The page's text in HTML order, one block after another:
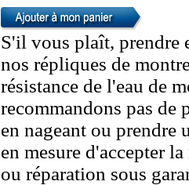
S'il vous plaît, prendre
nos répliques de
résistance de l'eau de
recommandons pas de
en nageant ou prendre
en mesure d'accepter
ou réparation sous